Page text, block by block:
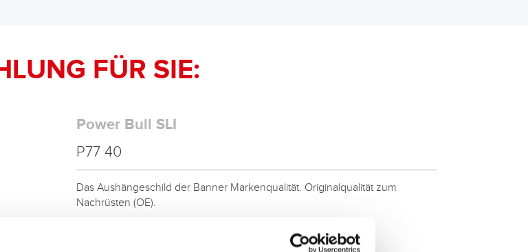
FÜR SIE:
Power Bull SLI
P77 40
Das Aushängeschild der Banner Markenqualität. Originalqualität zum
Nachrüsten (OE).